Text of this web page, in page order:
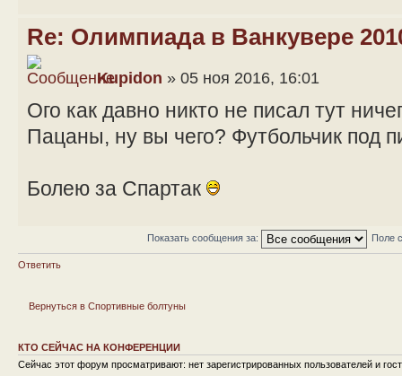
Re: Олимпиада в Ванкувере
Kupidon » 05 ноя 2016, 16:01
Ого как давно никто не писал тут
Пацаны, ну вы чего? Футбольчик под
Болею за Спартак
Показать сообщения за: Поле
Ответить
Вернуться в Спортивные болтуны
КТО СЕЙЧАС НА КОНФЕРЕНЦИИ
Сейчас этот форум просматривают: нет зарегистрированных пользователей и